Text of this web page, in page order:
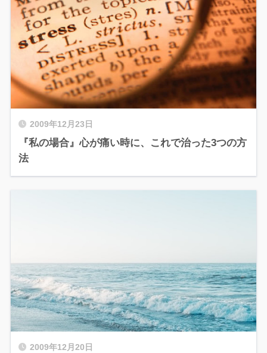
2009年12月23日
『私の場合』心が痛い時に、これで治った3つの方
法
2009年12月20日